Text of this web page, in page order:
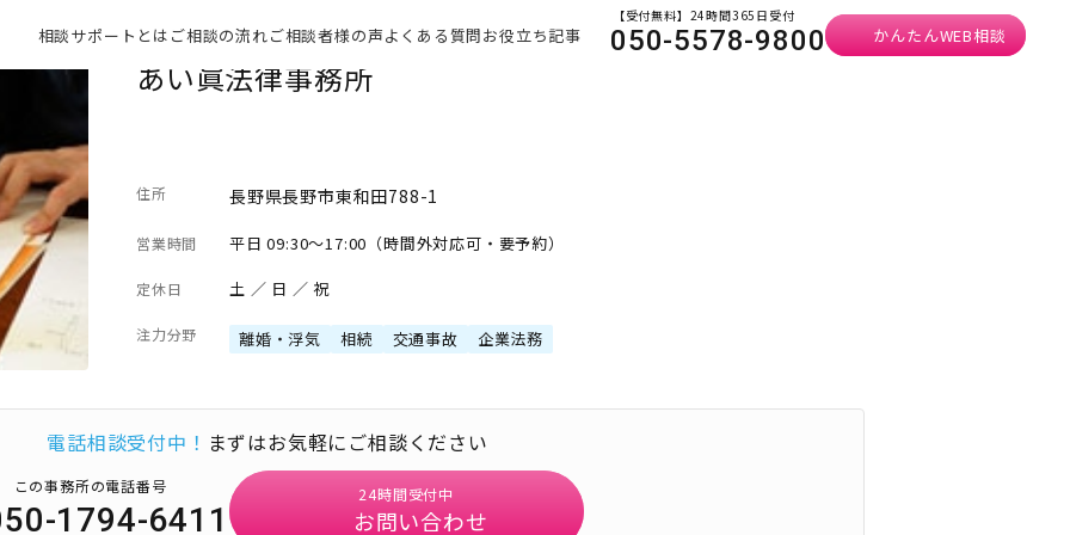
相談サポートとは ご相談の流れご相談者様の声よくある質問お役立ち記事
【受付無料】24時間365日受付
050-5578-9800 かんたんWEB相談
あい眞法律事務所
住所 長野県長野市東和田788-1
営業時間 平日 09:30～17:00（時間外対応可・要予約）
定休日 土 ／ 日 ／ 祝
注力分野 離婚・浮気 相続 交通事故 企業法務
電話相談受付中！ まずはお気軽にご相談ください
この事務所の電話番号
1794-6411
24時間受付中
お問い合わせ